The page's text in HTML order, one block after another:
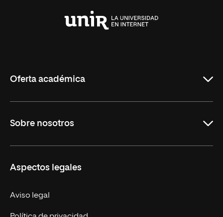
Oferta académica
Maestrías
Educación Continuada
Sobre nosotros
Trabaja en UNIR
Actualidad
Contacto
Aspectos legales
Aviso legal